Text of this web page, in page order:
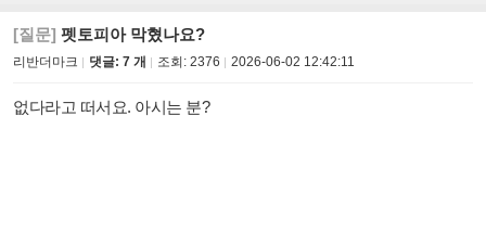
[질문] 펫토피아 막혔나요?
리반더마크 댓글: 7 개 조회: 2376 2026-06-02 12:42:11
없다라고 떠서요. 아시는 분?